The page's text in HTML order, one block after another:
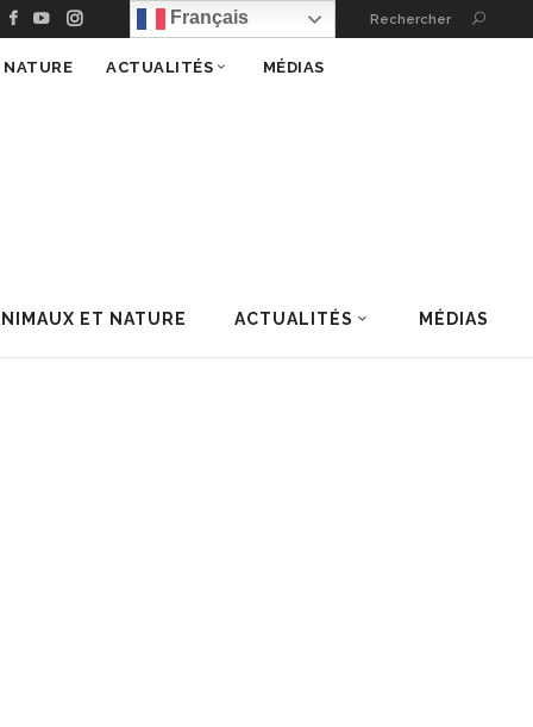
Français Rechercher
ET NATURE ACTUALITÉS MÉDIAS
ACTUALITÉS MÉDIAS